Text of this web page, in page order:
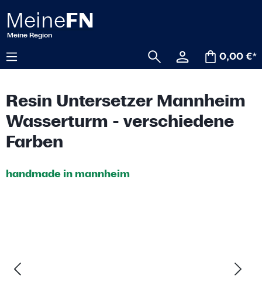
springen
0,00 €*
Resin Untersetzer Mannheim
Wasserturm - verschiedene
Farben
handmade in mannheim